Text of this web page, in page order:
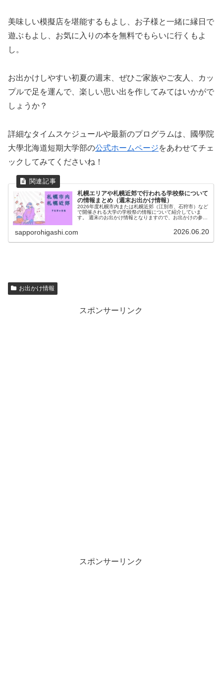
美味しい模擬店を堪能するもよし、お子様と一緒に縁日で
遊ぶもよし、お気に入りの本を無料でもらいに行くもよ
し。
お出かけしやすい初夏の週末、ぜひご家族やご友人、カッ
プルで足を運んで、楽しい思い出を作してみてはいかがで
しょうか？
詳細なタイムスケジュールや最新のプログラムは、國學院
大學北海道短期大学部の公式ホームページをあわせてチェ
ックしてみてくださいね！
札幌エリアや札幌近郊で行われる学校祭について
の情報まとめ（週末お出かけ情報）
2026年度札幌市内または札幌近郊（江別市、石狩市）など
で開催される大学の学校祭の情報について紹介していま
す。 週末のお出かけ情報となりますので、お出かけの参考
sapporohigashi.com 2026.06.20
お出かけ情報
スポンサーリンク
スポンサーリンク